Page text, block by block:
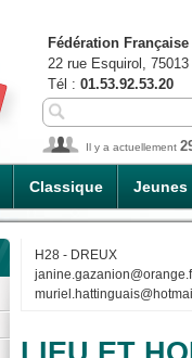
Classique Jeunes
Fédération
22 rue Esquirol,
Tél : 01.53.92.53.20
Il y a actuellement
H28 - DREUX